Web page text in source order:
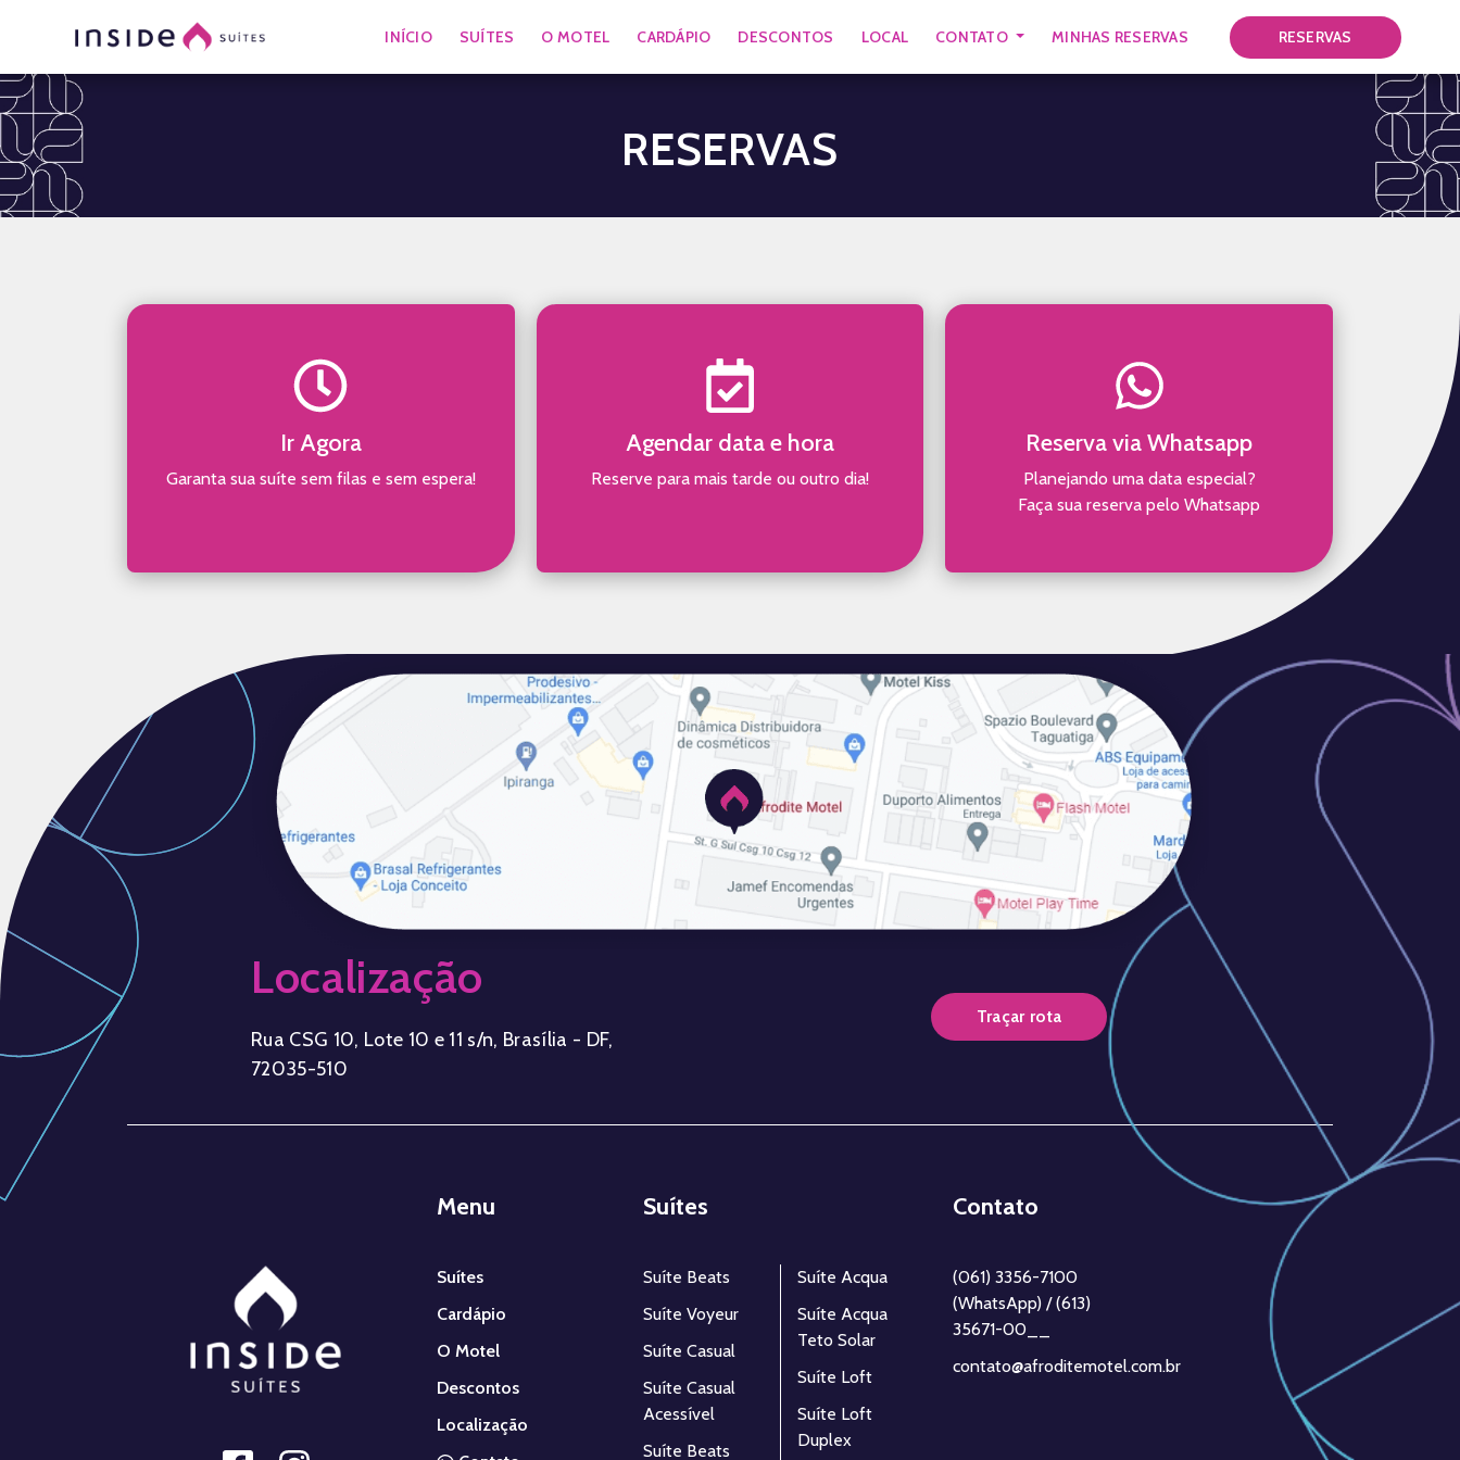
INÍCIO SUÍTES O MOTEL CARDÁPIO DESCONTOS LOCAL CONTATO MINHAS RESERVAS RESERVAS
RESERVAS
Ir Agora
Garanta sua suíte sem filas e sem espera!
Agendar data e hora
Reserve para mais tarde ou outro dia!
Reserva via Whatsapp
Planejando uma data especial?
Faça sua reserva pelo Whatsapp
Localização
Rua CSG 10, Lote 10 e 11 s/n, Brasília - DF,
72035-510
Traçar rota
Menu
Suítes
Cardápio
O Motel
Descontos
Localização
Suítes
Suíte Beats
Suíte Voyeur
Suíte Casual
Suíte Casual
Acessível
Suíte Beats
Suíte Acqua
Suíte Acqua
Teto Solar
Suíte Loft
Suíte Loft
Duplex
Contato
(061) 3356-7100
(WhatsApp) / (613)
35671-00__
contato@afroditemotel.com.br